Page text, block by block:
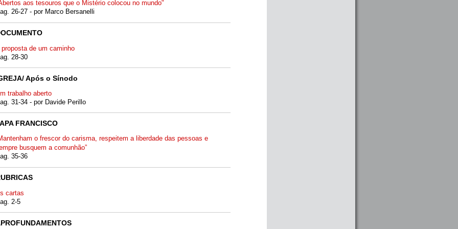
aos tesouros que o Mistério colocou no mundo"
26-27 - por Marco Bersanelli
proposta de um caminho
28-30
Após o Sínodo
trabalho aberto
31-34 - por Davide Perillo
FRANCISCO
o frescor do carisma, respeitem a liberdade das pessoas e
busquem a comunhão”
35-36
cartas
2-5